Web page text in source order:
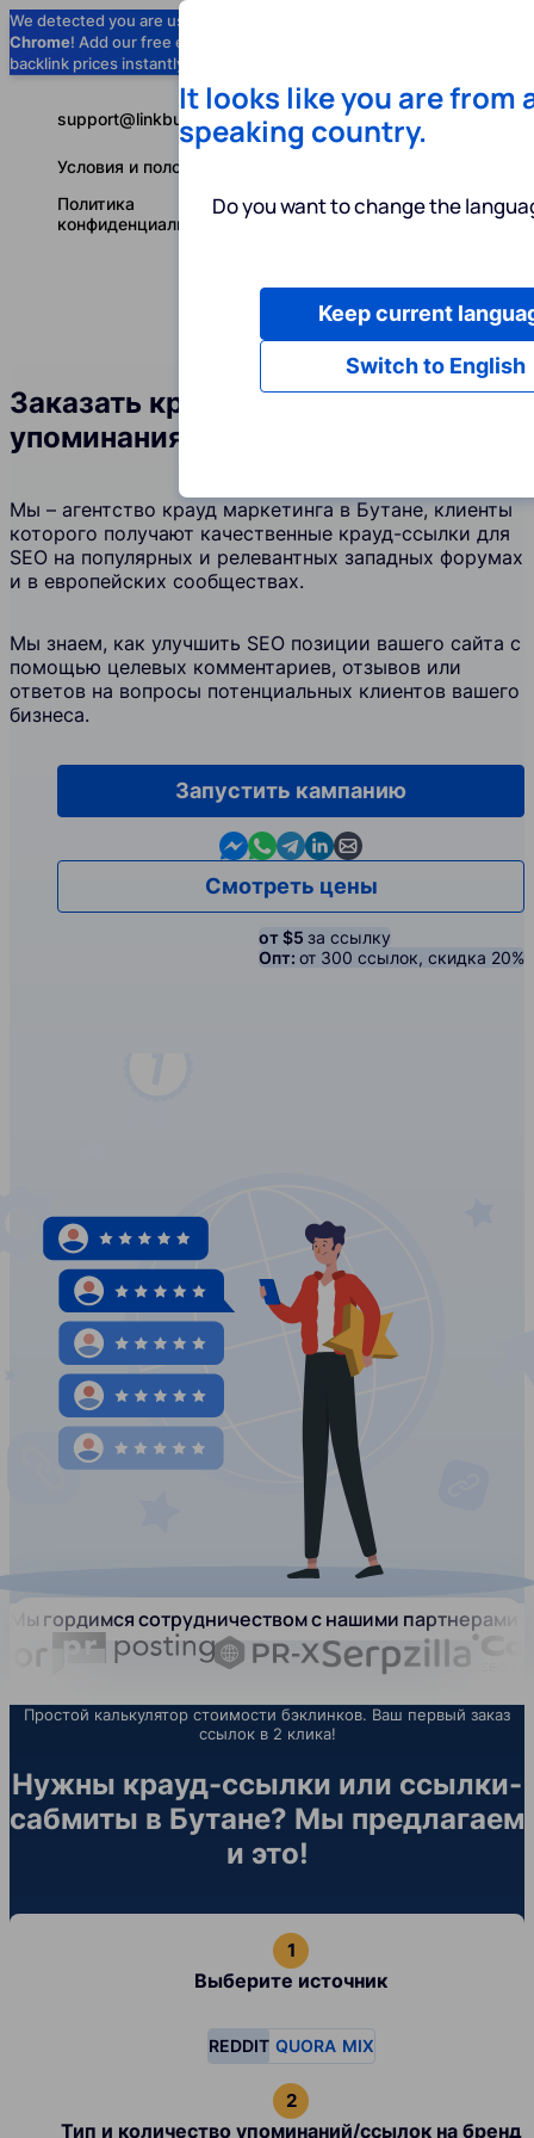
We detected you are using
Chrome! Add our free extension to check
backlink prices instantly as you browse.
Услуги
Русский
support@linkbuilder.com
Условия и положения
Политика
конфиденциальности
Заказать крауд-ссылки и
упоминания бренда в Бутане
Мы – агентство крауд маркетинга в Бутане, клиенты
которого получают качественные крауд-ссылки для
SEO на популярных и релевантных западных форумах
и в европейских сообществах.
Мы знаем, как улучшить SEO позиции вашего сайта с
помощью целевых комментариев, отзывов или
ответов на вопросы потенциальных клиентов вашего
бизнеса.
Запустить кампанию
Contact us in Messenger
Contact us in WhatsApp
Contact us in Telegram
Contact us in Linkedin
Contact us by email
Смотреть цены
от $5 за ссылку
Опт: от 300 ссылок, скидка 20%
Мы гордимся сотрудничеством с нашими партнерами:
Простой калькулятор стоимости бэклинков. Ваш первый заказ
ссылок в 2 клика!
Нужны крауд-ссылки или ссылки-
сабмиты в Бутане? Мы предлагаем
и это!
Выберите источник
REDDIT QUORA MIX
Тип и количество упоминаний/ссылок на бренд
It looks like you are from
speaking country.
Do you want to change the
Switch to English
Keep current